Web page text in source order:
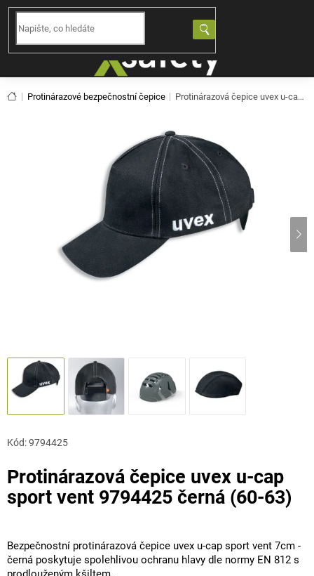
Přejít
obsah
Domů
Protinárazové bezpečnostní čepice Protinárazová čepice uvex u-cap sport vent 9794425 černá (60-63)
Protinárazová čepice uvex u-cap
sport vent 9794425 černá (60-63)
Kód:9794425
Bezpečnostní protinárazová čepice uvex u-cap sport vent 7cm -
černá poskytuje spolehlivou ochranu hlavy dle normy EN 812 s